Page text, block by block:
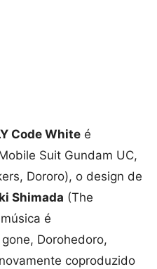
Code White é
Suit Gundam UC,
Dororo), o design de
Shimada (The
é
Dorohedoro,
coproduzido